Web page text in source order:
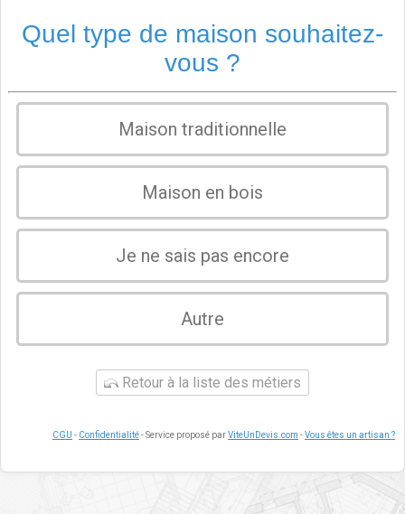
Quel type de maison souhaitez-
vous ?
Maison traditionnelle
Maison en bois
Je ne sais pas encore
Autre
Retour à la liste des métiers
CGU - Confidentialité- Service proposé parViteUnDevis.com -Vous êtes un artisan ?